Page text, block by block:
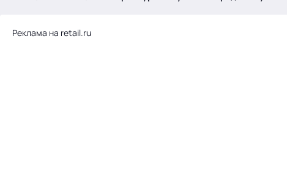
Реклама на retail.ru